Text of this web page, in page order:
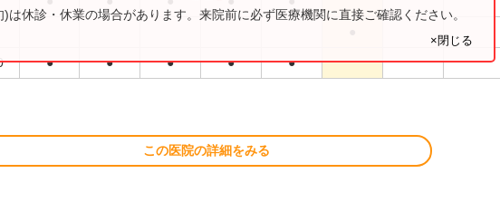
● ● ● ● ●
)は休診・休業の場合があります。来院前に必ず医療機関に直接ご確認ください。
×閉じる
この医院の詳細をみる